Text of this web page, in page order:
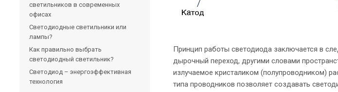
Принцип работы светодиода заключается в
дырочный переход, другими словами
излучаемое кристаликом (полупроводником)
типа проводников позволяет создавать
светильников в современных
офисах
Светодиодные светильники или
лампы?
Как правильно выбрать
светодиодный светильник?
Светодиод – энергоэффективная
технология